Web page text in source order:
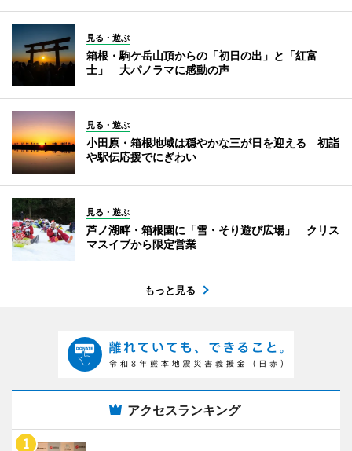
見る・遊ぶ
箱根・駒ケ岳山頂からの「初日の出」と「紅富
士」 大パノラマに感動の声
見る・遊ぶ
小田原・箱根地域は穏やかな三が日を迎える 初詣
や駅伝応援でにぎわい
見る・遊ぶ
芦ノ湖畔・箱根園に「雪・そり遊び広場」 クリス
マスイブから限定営業
もっと見る
アクセスランキング